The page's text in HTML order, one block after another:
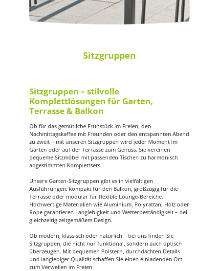
Sitzgruppen
Sitzgruppen – stilvolle
Komplettlösungen für Garten,
Terrasse & Balkon
Ob für das gemütliche Frühstück im Freien, den
Nachmittagskaffee mit Freunden oder den entspannten Abend
zu zweit – mit unseren Sitzgruppen wird jeder Moment im
Garten oder auf der Terrasse zum Genuss. Sie vereinen
bequeme Sitzmöbel mit passenden Tischen zu harmonisch
abgestimmten Komplettsets.
Unsere Garten-Sitzgruppen gibt es in vielfältigen
Ausführungen: kompakt für den Balkon, großzügig für die
Terrasse oder modular für flexible Lounge-Bereiche.
Hochwertige Materialien wie Aluminium, Polyrattan, Holz oder
Rope garantieren Langlebigkeit und Wetterbeständigkeit – bei
gleichzeitig zeitgemäßem Design.
Ob modern, klassisch oder natürlich – bei uns finden Sie
Sitzgruppen, die nicht nur funktional, sondern auch optisch
überzeugen. Mit bequemen Polstern, durchdachten Details
und langlebiger Qualität schaffen Sie einen einladenden Ort
zum Verweilen im Freien.